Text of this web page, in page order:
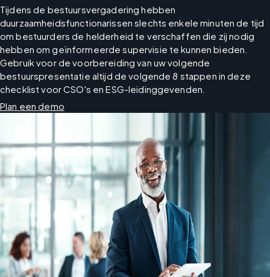
Tijdens de bestuursvergadering hebben
duurzaamheidsfunctionarissen slechts enkele minuten de tijd
om bestuurders de helderheid te verschaffen die zij nodig
hebben om geïnformeerde supervisie te kunnen bieden.
Gebruik voor de voorbereiding van uw volgende
bestuurspresentatie altijd de volgende 8 stappen in deze
checklist voor CSO's en ESG-leidinggevenden.
Plan een demo